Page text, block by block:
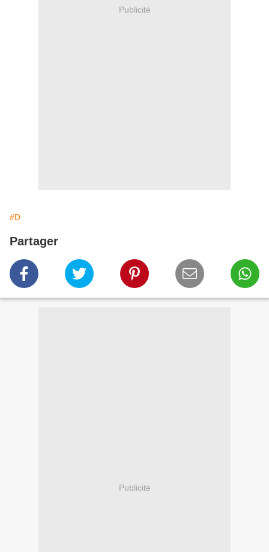
Publicité
#D
Partager
Publicité